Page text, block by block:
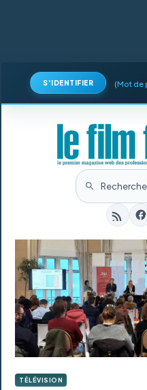
S'IDENTIFIER (Mot de
TÉLÉVISION